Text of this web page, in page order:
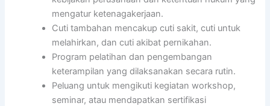
mengatur ketenagakerjaan.
Cuti tambahan mencakup cuti sakit, cuti untuk
melahirkan, dan cuti akibat pernikahan.
Program pelatihan dan pengembangan
keterampilan yang dilaksanakan secara rutin.
Peluang untuk mengikuti kegiatan workshop,
seminar, atau mendapatkan sertifikasi